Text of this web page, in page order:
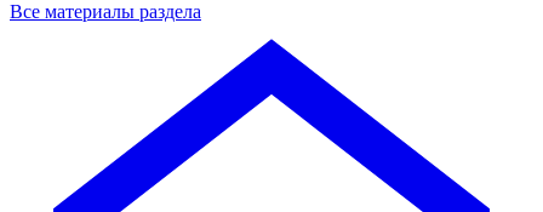
Все материалы раздела